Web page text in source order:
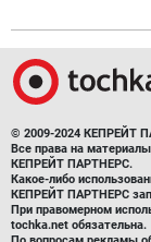
© 2009-2024 КЕПРЕЙТ
Все права на
КЕПРЕЙТ ПАРТНЕРС.
Какое-либо
КЕПРЕЙТ ПАРТНЕРС
При правомерном
tochka.net обязательна.